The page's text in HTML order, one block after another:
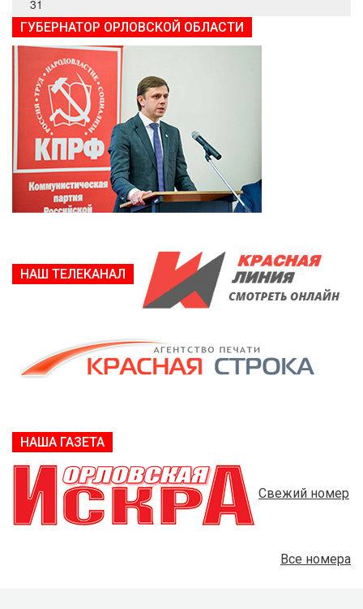
31
ГУБЕРНАТОР ОРЛОВСКОЙ ОБЛАСТИ
НАШ ТЕЛЕКАНАЛ
НАША ГАЗЕТА
Свежий номер
Все номера